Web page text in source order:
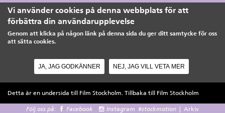
Vi använder cookies på denna webbplats för att
förbättra din användarupplevelse
Genom att klicka på någon länk på denna sida du ger ditt samtycke för oss
att sätta cookies.
JA, JAG GODKÄNNER NEJ, JAG VILL VETA MER
Detta är en undersida till Film Stockholm. Tillbaka till Film Stockholm
Följ oss på: Facebook Instagram #stockmotion Arkiv